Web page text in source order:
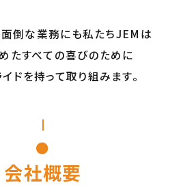
倒な業務にも私たちJEMは
たすべての喜びのために
ドを持って取り組みます。
会社概要